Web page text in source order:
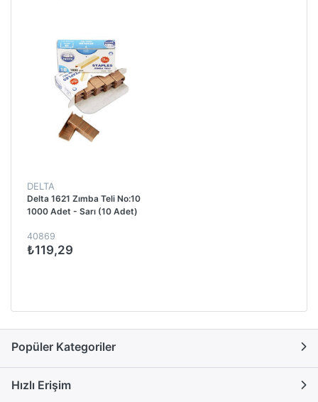
DELTA
Delta 1621 Zımba Teli No:10
1000 Adet - Sarı (10 Adet)
40869
₺119,29
Popüler Kategoriler
Hızlı Erişim